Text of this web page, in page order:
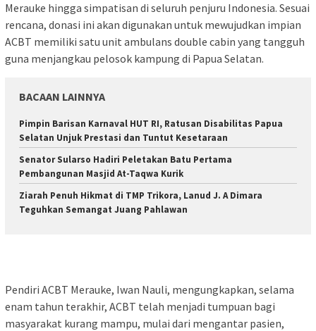
Merauke hingga simpatisan di seluruh penjuru Indonesia. Sesuai
rencana, donasi ini akan digunakan untuk mewujudkan impian
ACBT memiliki satu unit ambulans double cabin yang tangguh
guna menjangkau pelosok kampung di Papua Selatan.
BACAAN LAINNYA
Pimpin Barisan Karnaval HUT RI, Ratusan Disabilitas Papua
Selatan Unjuk Prestasi dan Tuntut Kesetaraan
Senator Sularso Hadiri Peletakan Batu Pertama
Pembangunan Masjid At-Taqwa Kurik
Ziarah Penuh Hikmat di TMP Trikora, Lanud J. A Dimara
Teguhkan Semangat Juang Pahlawan
Pendiri ACBT Merauke, Iwan Nauli, mengungkapkan, selama
enam tahun terakhir, ACBT telah menjadi tumpuan bagi
masyarakat kurang mampu, mulai dari mengantar pasien,